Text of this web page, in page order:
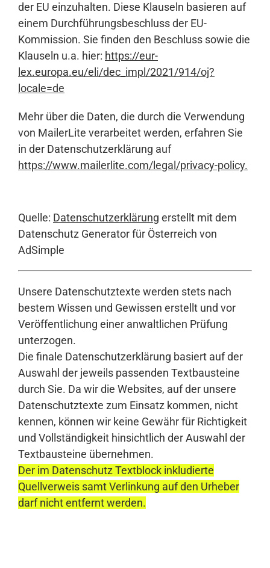
der EU einzuhalten. Diese Klauseln basieren auf
einem Durchführungsbeschluss der EU-
Kommission. Sie finden den Beschluss sowie die
Klauseln u.a. hier: https://eur-
lex.europa.eu/eli/dec_impl/2021/914/oj?
locale=de
Mehr über die Daten, die durch die Verwendung
von MailerLite verarbeitet werden, erfahren Sie
in der Datenschutzerklärung auf
https://www.mailerlite.com/legal/privacy-policy.
Quelle: Datenschutzerklärung erstellt mit dem
Datenschutz Generator für Österreich von
AdSimple
Unsere Datenschutztexte werden stets nach
bestem Wissen und Gewissen erstellt und vor
Veröffentlichung einer anwaltlichen Prüfung
unterzogen.
Die finale Datenschutzerklärung basiert auf der
Auswahl der jeweils passenden Textbausteine
durch Sie. Da wir die Websites, auf der unsere
Datenschutztexte zum Einsatz kommen, nicht
kennen, können wir keine Gewähr für Richtigkeit
und Vollständigkeit hinsichtlich der Auswahl der
Textbausteine übernehmen.
Der im Datenschutz Textblock inkludierte
Quellverweis samt Verlinkung auf den Urheber
darf nicht entfernt werden.